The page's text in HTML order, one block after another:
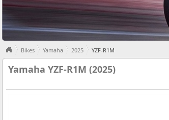
Bikes Yamaha 2025 YZF-R1M
Yamaha YZF-R1M (2025)